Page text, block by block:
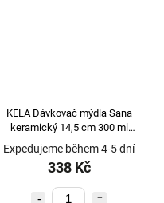
KELA Dávkovač mýdla Sana
keramický 14,5 cm 300 ml
zelená KL-23982
Expedujeme během 4-5 dní
338 Kč